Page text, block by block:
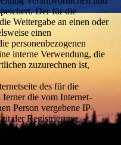
Der für die
Weitergabe an einen oder
einen
personenbezogenen
interne Verwendung, die
zuzurechnen ist,
des für die
die vom Internet-
Person vergebene IP-
der Registrierung
erfolgt vor dem